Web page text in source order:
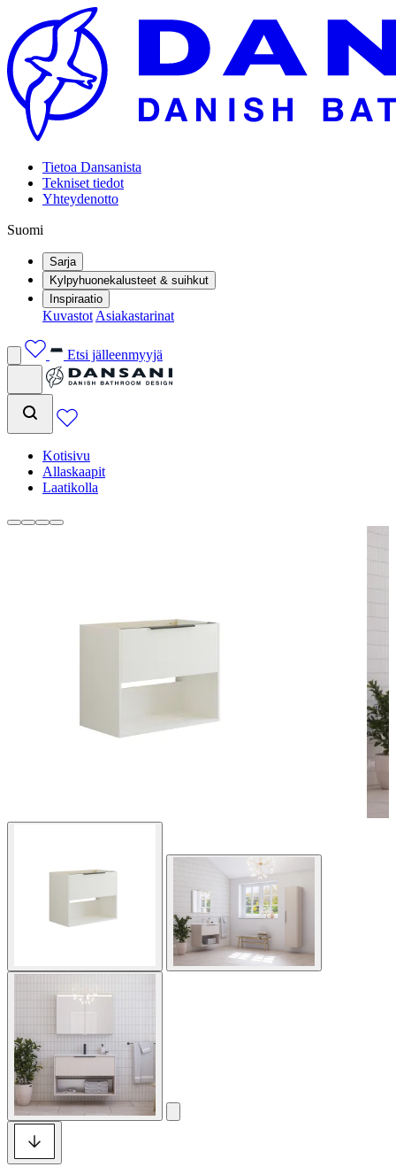
Tietoa Dansanista
Tekniset tiedot
Yhteydenotto
Suomi
Sarja
Kylpyhuonekalusteet & suihkut
Inspiraatio
Kuvastot Asiakastarinat
Etsi jälleenmyyjä
Kotisivu
Allaskaapit
Laatikolla